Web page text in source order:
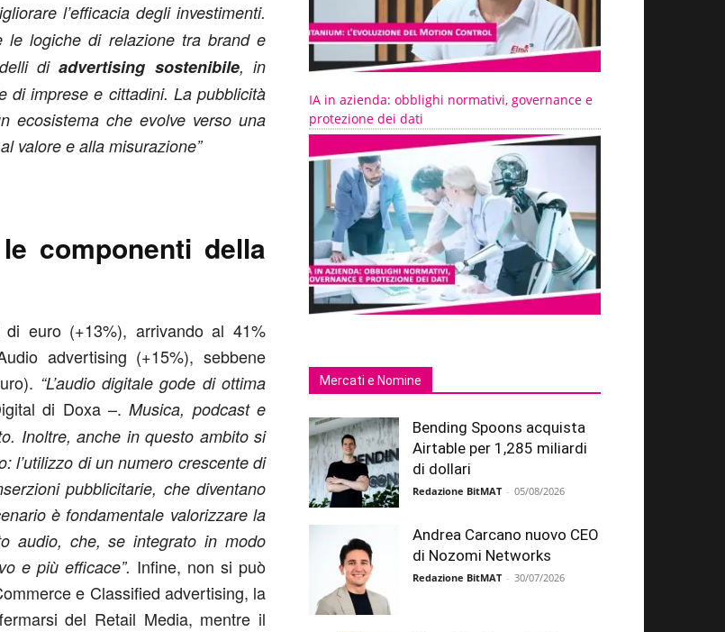
l’efficacia degli investimenti.
le logiche di relazione tra brand e
diadvertising sostenibile, in
di imprese e cittadini. La pubblicità
ecosistema che evolve verso una
valore e alla misurazione”
componenti della
euro (+13%), arrivando al 41%
advertising (+15%), sebbene
“L’audio digitale gode di ottima
di Doxa –.Musica, podcast e
Inoltre, anche in questo ambito si
l’utilizzo di un numero crescente di
pubblicitarie, che diventano
è fondamentale valorizzare la
audio, che, se integrato in modo
e più efficace”. Infine, non si può
e Classified advertising, la
del Retail Media, mentre il
IA in azienda: obblighi normativi, governance e
protezione dei dati
Mercati e Nomine
Bending Spoons acquista
Airtable per 1,285 miliardi
di dollari
Redazione BitMAT - 05/08/2026
Andrea Carcano nuovo CEO
di Nozomi Networks
Redazione BitMAT - 30/07/2026